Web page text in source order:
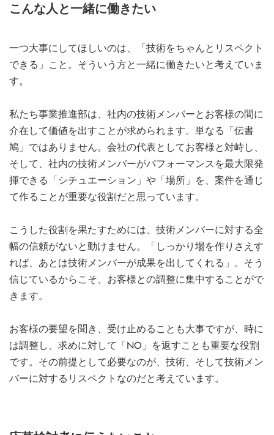
こんな人と一緒に働きたい
一つ大事にしてほしいのは、「技術をちゃんとリスペクト
できる」こと。そういう方と一緒に働きたいと考えていま
す。
私たち事業推進部は、社内の技術メンバーとお客様の間に
介在して価値を出すことが求められます。単なる「伝書
鳩」ではありません。会社の代表としてお客様と対峙し、
そして、社内の技術メンバーがパフォーマンスを最大限発
揮できる「シチュエーション」や「場所」を、案件を通じ
て作ることが重要な役割だと思っています。
こうした役割を果たすためには、技術メンバーに対する全
幅の信頼がないと動けません。「しっかり場を作りさえす
れば、あとは技術メンバーが成果を出してくれる」。そう
信じているからこそ、お客様との調整に集中することがで
きます。
お客様の要望を聞き、受け止めることも大事ですが、時に
は調整し、求めに対して「NO」を返すことも重要な役割
です。その前提として必要なのが、技術、そして技術メン
バーに対するリスペクトなのだと考えています。